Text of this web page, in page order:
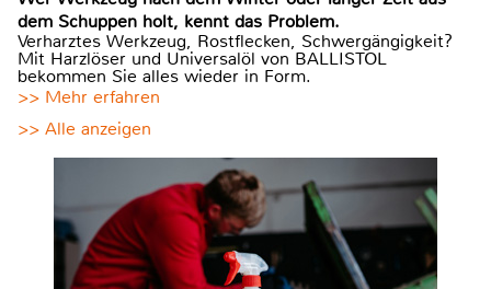
dem Schuppen holt, kennt das Problem.
Verharztes Werkzeug, Rostflecken, Schwergängigkeit?
Mit Harzlöser und Universalöl von BALLISTOL
bekommen Sie alles wieder in Form.
>> Mehr erfahren
>> Alle anzeigen